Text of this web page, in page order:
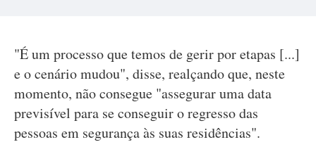
"É um processo que temos de gerir por etapas [...]
e o cenário mudou", disse, realçando que, neste
momento, não consegue "assegurar uma data
previsível para se conseguir o regresso das
pessoas em segurança às suas residências".